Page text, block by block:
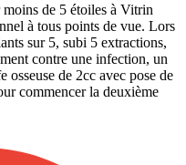
moins de 5 étoiles à Vitrin
à tous points de vue. Lors
sur 5, subi 5 extractions,
contre une infection, un
osseuse de 2cc avec pose de
commencer la deuxième